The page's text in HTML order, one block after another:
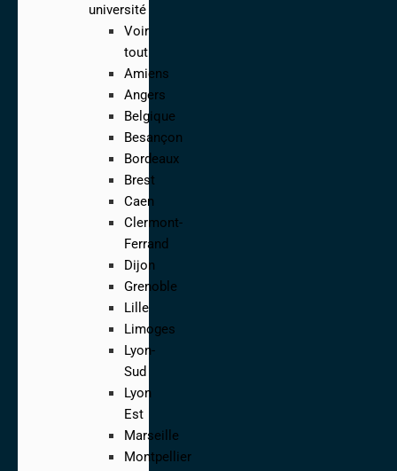
université
Voir
tout
Amiens
Angers
Belgique
Besançon
Bordeaux
Brest
Caen
Clermont-
Ferrand
Dijon
Grenoble
Lille
Limoges
Lyon-
Sud
Lyon
Est
Marseille
Montpellier